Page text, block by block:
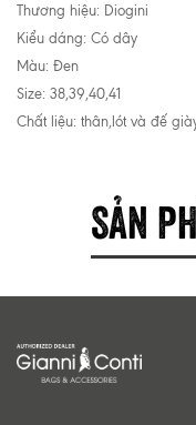
Thương hiệu: Diogini
Kiểu dáng: Có dây
Màu: Đen
Size: 38,39,40,41
Chất liệu: thân,lót và đế
SẢN